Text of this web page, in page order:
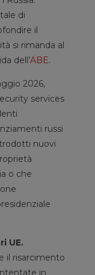
di
il
si rimanda al
dell’ABE.
2026,
services
russi
nuovi
o che
UE.
il risarcimento
in